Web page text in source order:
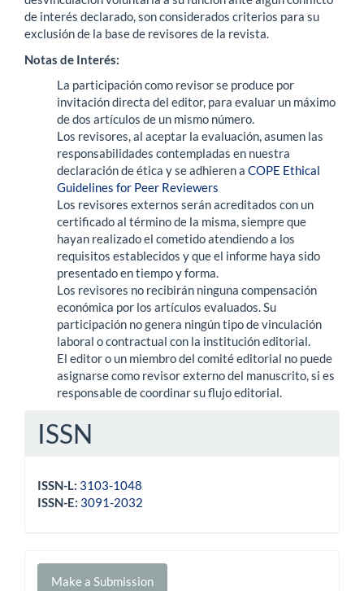
de interés declarado, son considerados criterios para su
exclusión de la base de revisores de la revista.
Notas de Interés:
La participación como revisor se produce por
invitación directa del editor, para evaluar un máximo
de dos artículos de un mismo número.
Los revisores, al aceptar la evaluación, asumen las
responsabilidades contempladas en nuestra
declaración de ética y se adhieren a COPE Ethical
Guidelines for Peer Reviewers
Los revisores externos serán acreditados con un
certificado al término de la misma, siempre que
hayan realizado el cometido atendiendo a los
requisitos establecidos y que el informe haya sido
presentado en tiempo y forma.
Los revisores no recibirán ninguna compensación
económica por los artículos evaluados. Su
participación no genera ningún tipo de vinculación
laboral o contractual con la institución editorial.
El editor o un miembro del comité editorial no puede
asignarse como revisor externo del manuscrito, si es
responsable de coordinar su flujo editorial.
ISSN
ISSN-L: 3103-1048
ISSN-E: 3091-2032
Make
Make a Submission